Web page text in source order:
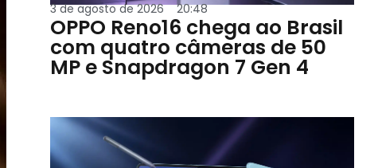
3 de agosto de 2026 20:48
OPPO Reno16 chega ao Brasil
com quatro câmeras de 50
MP e Snapdragon 7 Gen 4